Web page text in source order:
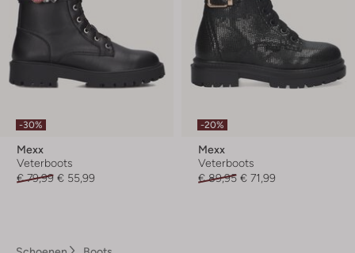
-30%
Mexx
Veterboots
€ 79,99 € 55,99
-20%
Mexx
Veterboots
€ 89,95 € 71,99